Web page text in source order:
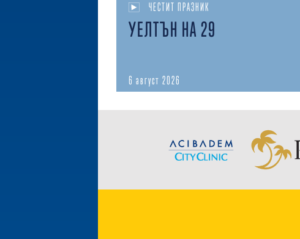
ЧЕСТИТ ПРАЗНИК
УЕЛТЪН НА 29
6 август 2026